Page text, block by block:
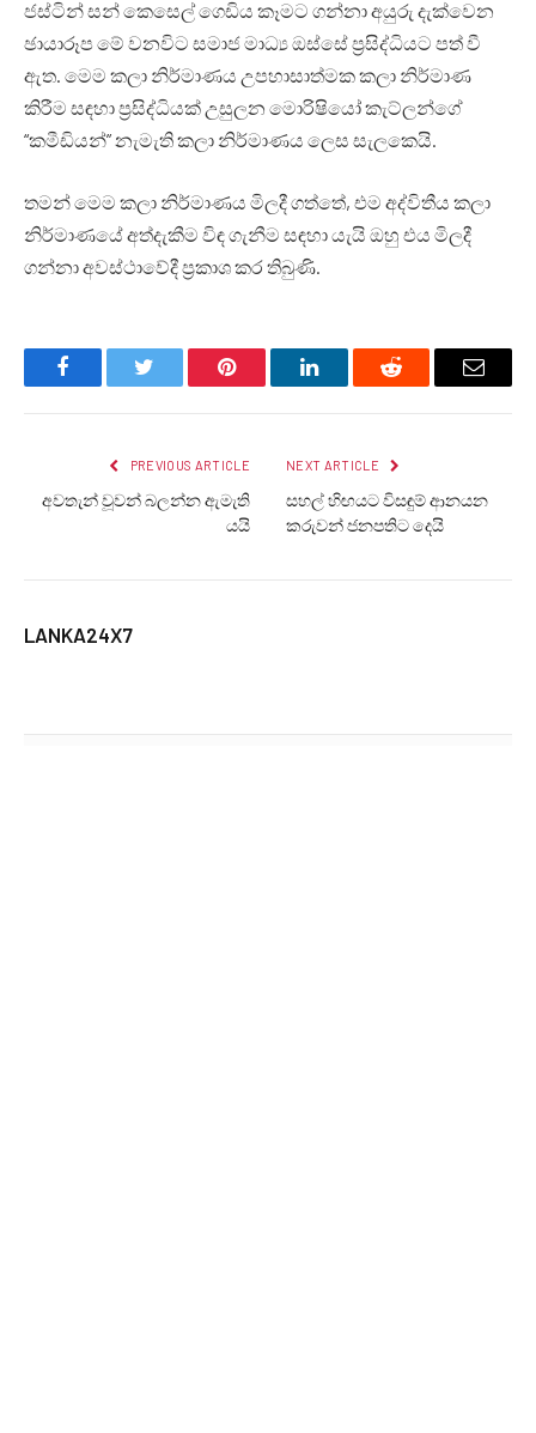
ජස්ටින් සන් කෙසෙල් ගෙඩිය කෑමට ගන්නා අයුරු දැක්වෙන
ඡායාරූප මේ වනවිට සමාජ මාධ්‍ය ඔස්සේ ප්‍රසිද්ධියට පත් වී
ඇත. මෙම කලා නිර්මාණය උපහාසාත්මක කලා නිර්මාණ
කිරීම සඳහා ප්‍රසිද්ධියක් උසුලන මොරිෂියෝ කැට්ලන්ගේ
“කමීඩියන්” නැමැති කලා නිර්මාණය ලෙස සැලකෙයි.
තමන් මෙම කලා නිර්මාණය මිලදී ගත්තේ, එම අද්විතීය කලා
නිර්මාණයේ අත්දැකීම විඳ ගැනීම සඳහා යැයි ඔහු එය මිලදී
ගන්නා අවස්ථාවේදී ප්‍රකාශ කර තිබුණි.
FacebookTwitter Pinterest LinkedInReddit Email
PREVIOUS ARTICLE
අවතැන් වූවන් බලන්න ඇමැති
යයි
NEXT ARTICLE
සහල් හිඟයට විසඳුම් ආනයන
කරුවන් ජනපතිට දෙයි
LANKA24X7